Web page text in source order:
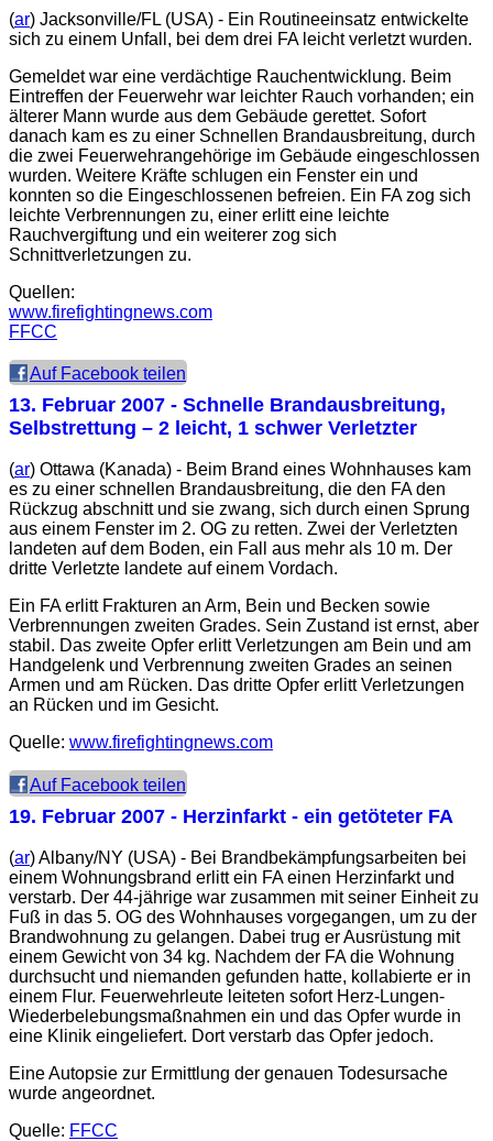
(ar) Jacksonville/FL (USA) - Ein Routineeinsatz entwickelte
sich zu einem Unfall, bei dem drei FA leicht verletzt wurden.
Gemeldet war eine verdächtige Rauchentwicklung. Beim
Eintreffen der Feuerwehr war leichter Rauch vorhanden; ein
älterer Mann wurde aus dem Gebäude gerettet. Sofort
danach kam es zu einer Schnellen Brandausbreitung, durch
die zwei Feuerwehrangehörige im Gebäude eingeschlossen
wurden. Weitere Kräfte schlugen ein Fenster ein und
konnten so die Eingeschlossenen befreien. Ein FA zog sich
leichte Verbrennungen zu, einer erlitt eine leichte
Rauchvergiftung und ein weiterer zog sich
Schnittverletzungen zu.
Quellen:
www.firefightingnews.com
FFCC
Auf Facebook teilen
13. Februar 2007 - Schnelle Brandausbreitung,
Selbstrettung – 2 leicht, 1 schwer Verletzter
(ar) Ottawa (Kanada) - Beim Brand eines Wohnhauses kam
es zu einer schnellen Brandausbreitung, die den FA den
Rückzug abschnitt und sie zwang, sich durch einen Sprung
aus einem Fenster im 2. OG zu retten. Zwei der Verletzten
landeten auf dem Boden, ein Fall aus mehr als 10 m. Der
dritte Verletzte landete auf einem Vordach.
Ein FA erlitt Frakturen an Arm, Bein und Becken sowie
Verbrennungen zweiten Grades. Sein Zustand ist ernst, aber
stabil. Das zweite Opfer erlitt Verletzungen am Bein und am
Handgelenk und Verbrennung zweiten Grades an seinen
Armen und am Rücken. Das dritte Opfer erlitt Verletzungen
an Rücken und im Gesicht.
Quelle: www.firefightingnews.com
Auf Facebook teilen
19. Februar 2007 - Herzinfarkt - ein getöteter FA
(ar) Albany/NY (USA) - Bei Brandbekämpfungsarbeiten bei
einem Wohnungsbrand erlitt ein FA einen Herzinfarkt und
verstarb. Der 44-jährige war zusammen mit seiner Einheit zu
Fuß in das 5. OG des Wohnhauses vorgegangen, um zu der
Brandwohnung zu gelangen. Dabei trug er Ausrüstung mit
einem Gewicht von 34 kg. Nachdem der FA die Wohnung
durchsucht und niemanden gefunden hatte, kollabierte er in
einem Flur. Feuerwehrleute leiteten sofort Herz-Lungen-
Wiederbelebungsmaßnahmen ein und das Opfer wurde in
eine Klinik eingeliefert. Dort verstarb das Opfer jedoch.
Eine Autopsie zur Ermittlung der genauen Todesursache
wurde angeordnet.
Quelle: FFCC